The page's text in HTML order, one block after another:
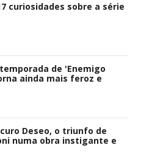
curiosidades sobre a série
temporada de 'Enemigo
ainda mais feroz e
Deseo, o triunfo de
numa obra instigante e